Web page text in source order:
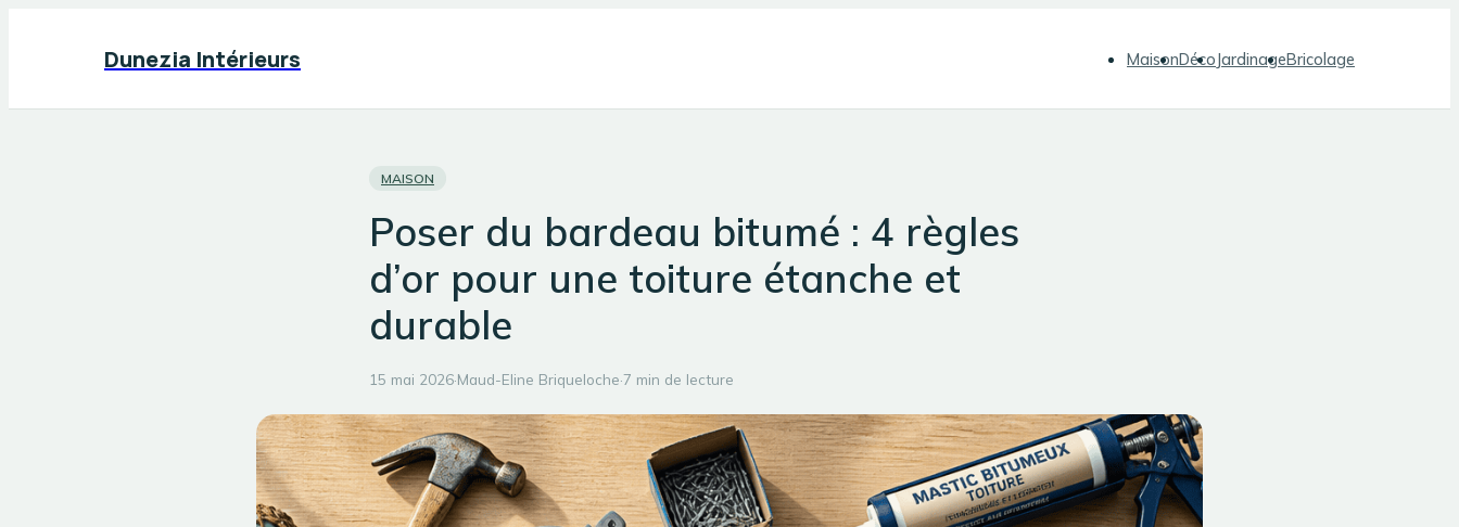
Dunezia Intérieurs MaisonDécoJardinageBricolage
MAISON
Poser du bardeau bitumé : 4 règles
d’or pour une toiture étanche et
durable
15 mai 2026·Maud-Eline Briqueloche·7 min de lecture